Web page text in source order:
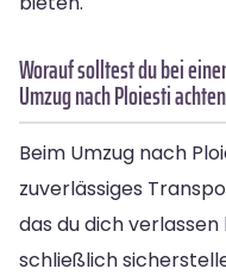
Worauf solltest du bei
Umzug nach Ploiesti
Beim Umzug nach
zuverlässiges
das du dich
schließlich